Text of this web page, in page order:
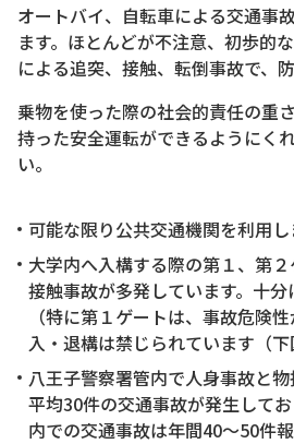
オートバイ、自転車による交通事
ます。ほとんどが不注意、初歩的
による追突、接触、転倒事故で、
乗物を使った際の社会的責任の重
持った安全運転ができるようにく
い。
可能な限り公共交通機関を利用し
大学内へ入構する際の第１、第
接触事故が多発しています。十
（特に第１ゲートは、事故危険
入・退構は禁じられています（下
八王子警察署管内で人身事故と
平均30件の交通事故が発生して
内での交通事故は年間40～50件報